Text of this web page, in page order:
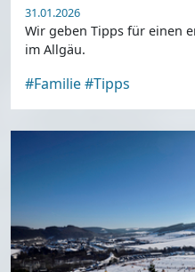
31.01.2026
Wir geben Tipps für einen
im Allgäu.
#Familie#Tipps